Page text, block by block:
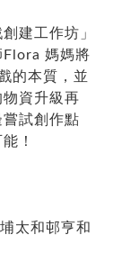
建工作坊」
Flora 媽媽將
的本質，並
資升級再
試創作點
！
太和邨亨和